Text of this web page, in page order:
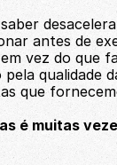
antes de
vez do que
qualidade
que
é muitas